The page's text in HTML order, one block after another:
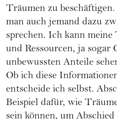
Träumen zu
man auch jemand dazu
sprechen. Ich kann
und Ressourcen, ja sogar
unbewussten Anteile
Ob ich diese
entscheide ich selbst.
Beispiel dafür, wie
sein können, um